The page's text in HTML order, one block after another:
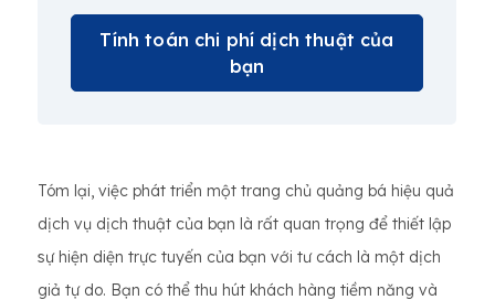
Tính toán chi phí dịch thuật của
bạn
Tóm lại, việc phát triển một trang chủ quảng bá hiệu quả
dịch vụ dịch thuật của bạn là rất quan trọng để thiết lập
sự hiện diện trực tuyến của bạn với tư cách là một dịch
giả tự do. Bạn có thể thu hút khách hàng tiềm năng và